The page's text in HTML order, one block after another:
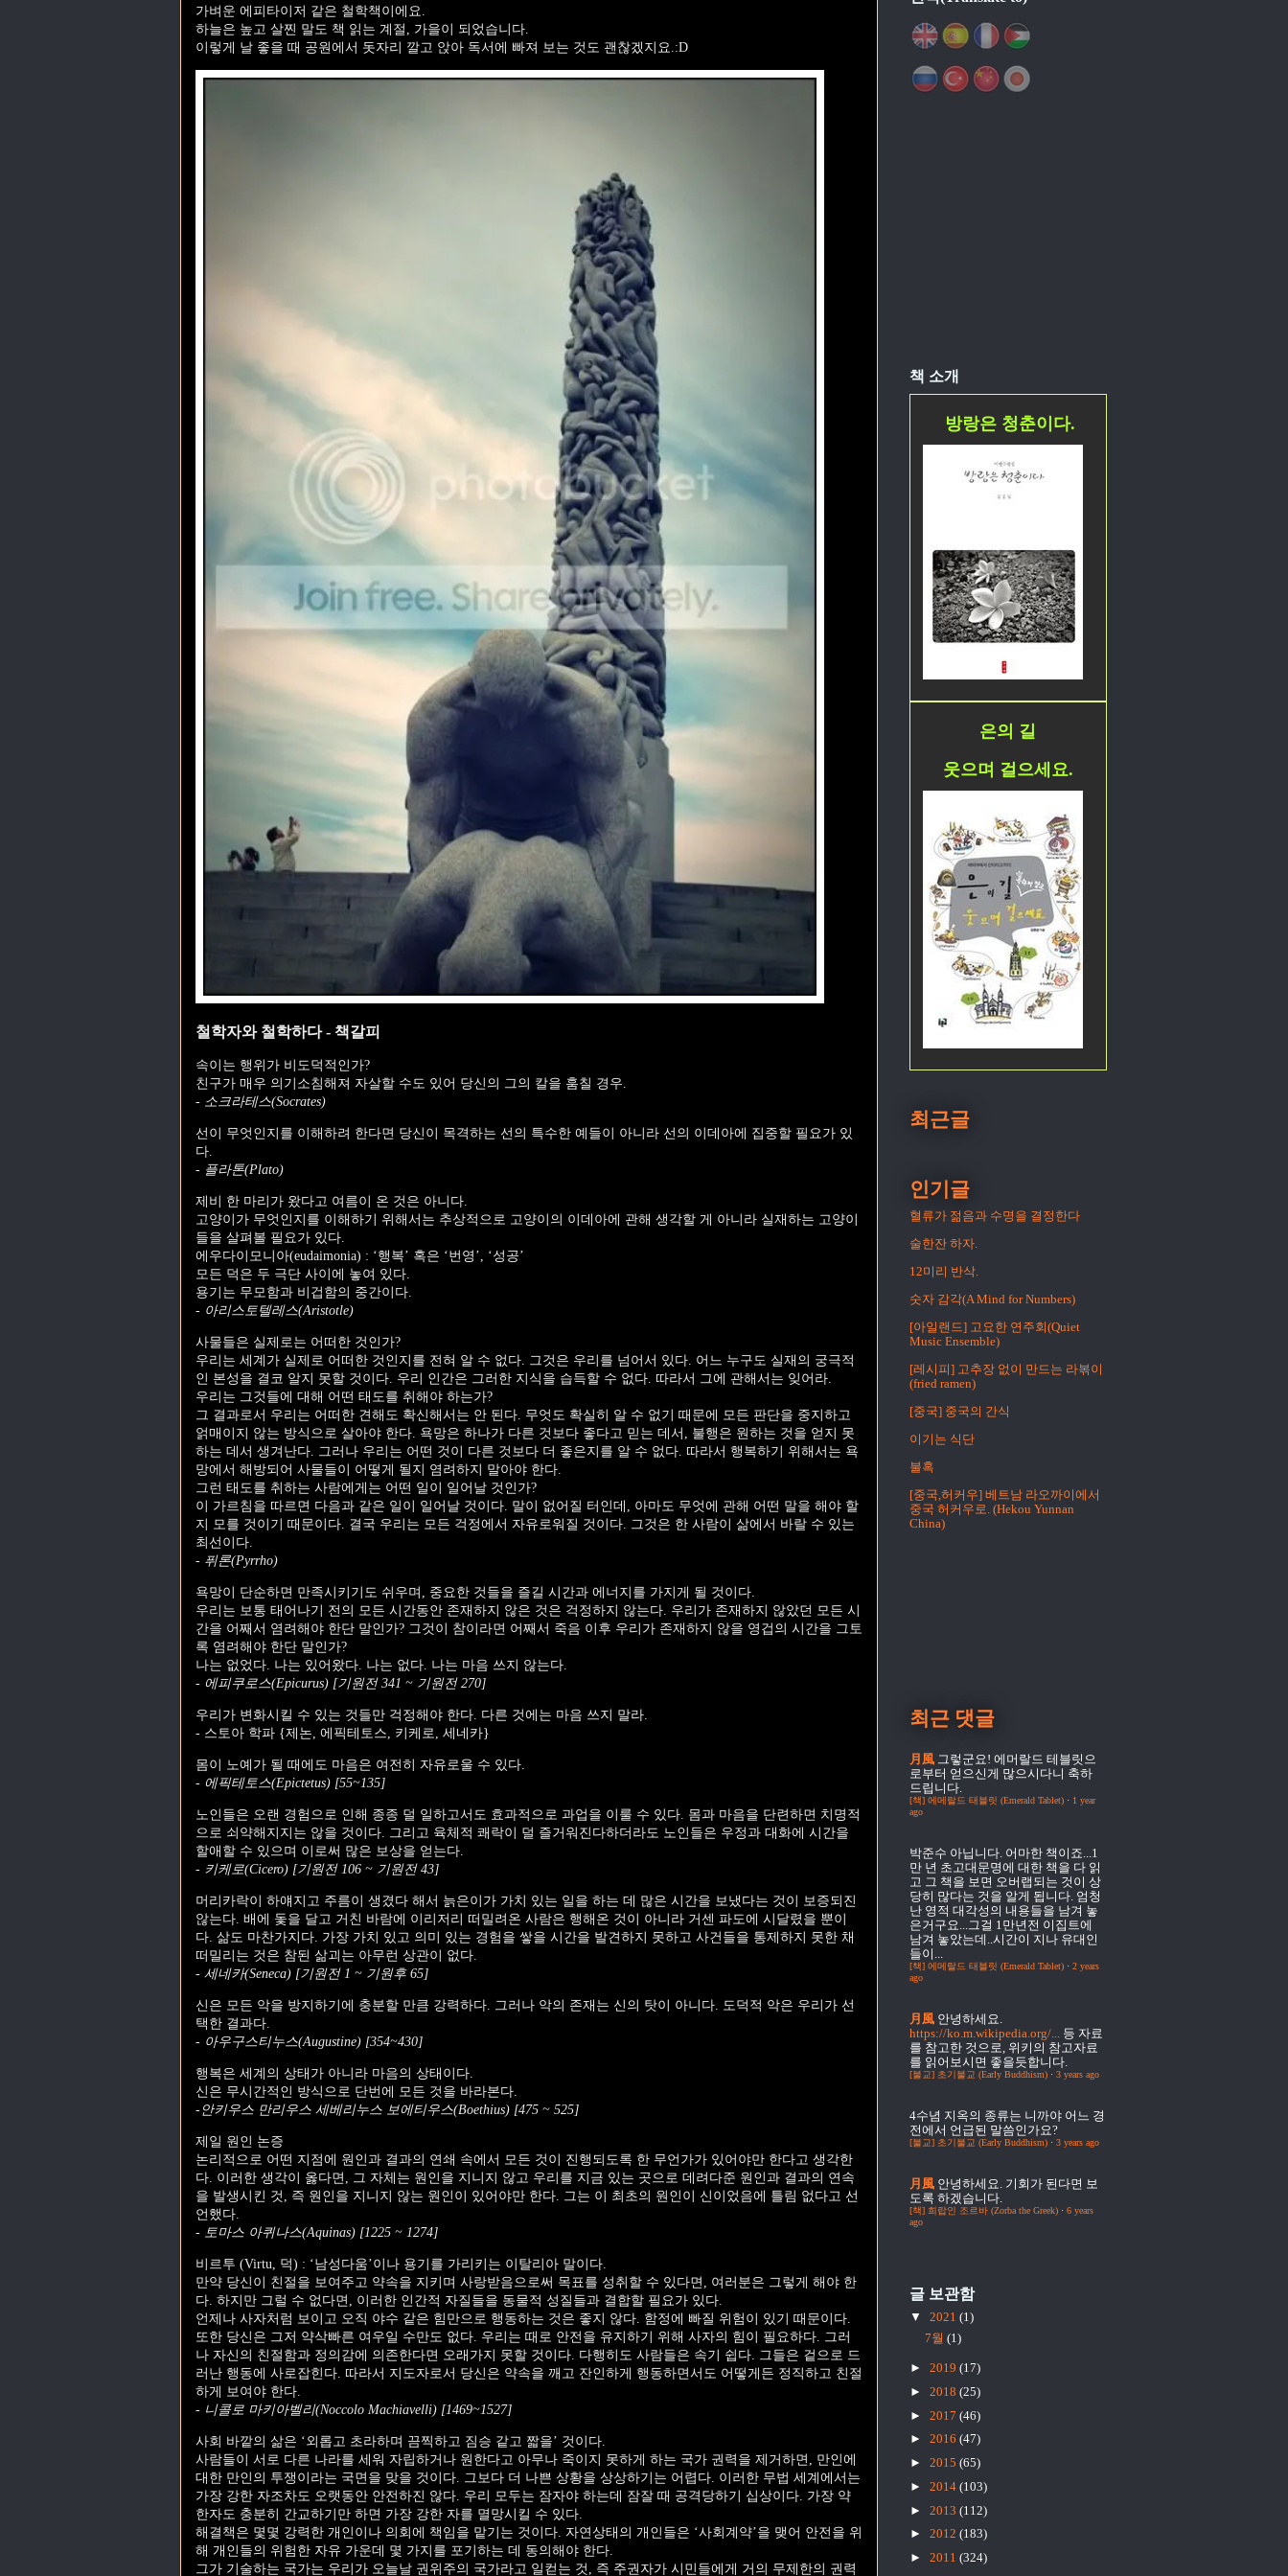
가벼운 에피타이저 같은 철학책이에요.
하늘은 높고 살찐 말도 책 읽는 계절, 가을이 되었습니다.
이렇게 날 좋을 때 공원에서 돗자리 깔고 앉아 독서에 빠져 보는 것도 괜찮겠지요.:D
철학자와 철학하다 - 책갈피
속이는 행위가 비도덕적인가?
친구가 매우 의기소침해져 자살할 수도 있어 당신의 그의 칼을 훔칠 경우.
- 소크라테스(Socrates)
선이 무엇인지를 이해하려 한다면 당신이 목격하는 선의 특수한 예들이 아니라 선의 이데아에 집중할 필요가 있
다.
- 플라톤(Plato)
제비 한 마리가 왔다고 여름이 온 것은 아니다.
고양이가 무엇인지를 이해하기 위해서는 추상적으로 고양이의 이데아에 관해 생각할 게 아니라 실재하는 고양이
들을 살펴볼 필요가 있다.
에우다이모니아(eudaimonia) : ‘행복’ 혹은 ‘번영’, ‘성공’
모든 덕은 두 극단 사이에 놓여 있다.
용기는 무모함과 비겁함의 중간이다.
- 아리스토텔레스(Aristotle)
사물들은 실제로는 어떠한 것인가?
우리는 세계가 실제로 어떠한 것인지를 전혀 알 수 없다. 그것은 우리를 넘어서 있다. 어느 누구도 실재의 궁극적
인 본성을 결코 알지 못할 것이다. 우리 인간은 그러한 지식을 습득할 수 없다. 따라서 그에 관해서는 잊어라.
우리는 그것들에 대해 어떤 태도를 취해야 하는가?
그 결과로서 우리는 어떠한 견해도 확신해서는 안 된다. 무엇도 확실히 알 수 없기 때문에 모든 판단을 중지하고
얽매이지 않는 방식으로 살아야 한다. 욕망은 하나가 다른 것보다 좋다고 믿는 데서, 불행은 원하는 것을 얻지 못
하는 데서 생겨난다. 그러나 우리는 어떤 것이 다른 것보다 더 좋은지를 알 수 없다. 따라서 행복하기 위해서는 욕
망에서 해방되어 사물들이 어떻게 될지 염려하지 말아야 한다.
그런 태도를 취하는 사람에게는 어떤 일이 일어날 것인가?
이 가르침을 따르면 다음과 같은 일이 일어날 것이다. 말이 없어질 터인데, 아마도 무엇에 관해 어떤 말을 해야 할
지 모를 것이기 때문이다. 결국 우리는 모든 걱정에서 자유로워질 것이다. 그것은 한 사람이 삶에서 바랄 수 있는
최선이다.
- 퓌론(Pyrrho)
욕망이 단순하면 만족시키기도 쉬우며, 중요한 것들을 즐길 시간과 에너지를 가지게 될 것이다.
우리는 보통 태어나기 전의 모든 시간동안 존재하지 않은 것은 걱정하지 않는다. 우리가 존재하지 않았던 모든 시
간을 어째서 염려해야 한단 말인가? 그것이 참이라면 어째서 죽음 이후 우리가 존재하지 않을 영겁의 시간을 그토
록 염려해야 한단 말인가?
나는 없었다. 나는 있어왔다. 나는 없다. 나는 마음 쓰지 않는다.
- 에피쿠로스(Epicurus) [기원전 341 ~ 기원전 270]
우리가 변화시킬 수 있는 것들만 걱정해야 한다. 다른 것에는 마음 쓰지 말라.
- 스토아 학파 {제논, 에픽테토스, 키케로, 세네카}
몸이 노예가 될 때에도 마음은 여전히 자유로울 수 있다.
- 에픽테토스(Epictetus) [55~135]
노인들은 오랜 경험으로 인해 종종 덜 일하고서도 효과적으로 과업을 이룰 수 있다. 몸과 마음을 단련하면 치명적
으로 쇠약해지지는 않을 것이다. 그리고 육체적 쾌락이 덜 즐거워진다하더라도 노인들은 우정과 대화에 시간을
할애할 수 있으며 이로써 많은 보상을 얻는다.
- 키케로(Cicero) [기원전 106 ~ 기원전 43]
머리카락이 하얘지고 주름이 생겼다 해서 늙은이가 가치 있는 일을 하는 데 많은 시간을 보냈다는 것이 보증되진
않는다. 배에 돛을 달고 거친 바람에 이리저리 떠밀려온 사람은 행해온 것이 아니라 거센 파도에 시달렸을 뿐이
다. 삶도 마찬가지다. 가장 가치 있고 의미 있는 경험을 쌓을 시간을 발견하지 못하고 사건들을 통제하지 못한 채
떠밀리는 것은 참된 삶괴는 아무런 상관이 없다.
- 세네카(Seneca) [기원전 1 ~ 기원후 65]
신은 모든 악을 방지하기에 충분할 만큼 강력하다. 그러나 악의 존재는 신의 탓이 아니다. 도덕적 악은 우리가 선
택한 결과다.
- 아우구스티누스(Augustine) [354~430]
행복은 세계의 상태가 아니라 마음의 상태이다.
신은 무시간적인 방식으로 단번에 모든 것을 바라본다.
-안키우스 만리우스 세베리누스 보에티우스(Boethius) [475 ~ 525]
제일 원인 논증
논리적으로 어떤 지점에 원인과 결과의 연쇄 속에서 모든 것이 진행되도록 한 무언가가 있어야만 한다고 생각한
다. 이러한 생각이 옳다면, 그 자체는 원인을 지니지 않고 우리를 지금 있는 곳으로 데려다준 원인과 결과의 연속
을 발생시킨 것, 즉 원인을 지니지 않는 원인이 있어야만 한다. 그는 이 최초의 원인이 신이었음에 틀림 없다고 선
언했다.
- 토마스 아퀴나스(Aquinas) [1225 ~ 1274]
비르투 (Virtu, 덕) : ‘남성다움’이나 용기를 가리키는 이탈리아 말이다.
만약 당신이 친절을 보여주고 약속을 지키며 사랑받음으로써 목표를 성취할 수 있다면, 여러분은 그렇게 해야 한
다. 하지만 그럴 수 없다면, 이러한 인간적 자질들을 동물적 성질들과 결합할 필요가 있다.
언제나 사자처럼 보이고 오직 야수 같은 힘만으로 행동하는 것은 좋지 않다. 함정에 빠질 위험이 있기 때문이다.
또한 당신은 그저 약삭빠른 여우일 수만도 없다. 우리는 때로 안전을 유지하기 위해 사자의 힘이 필요하다. 그러
나 자신의 친절함과 정의감에 의존한다면 오래가지 못할 것이다. 다행히도 사람들은 속기 쉽다. 그들은 겉으로 드
러난 행동에 사로잡힌다. 따라서 지도자로서 당신은 약속을 깨고 잔인하게 행동하면서도 어떻게든 정직하고 친절
하게 보여야 한다.
- 니콜로 마키아벨리(Noccolo Machiavelli) [1469~1527]
사회 바깥의 삶은 ‘외롭고 초라하며 끔찍하고 짐승 같고 짧을’ 것이다.
사람들이 서로 다른 나라를 세워 자립하거나 원한다고 아무나 죽이지 못하게 하는 국가 권력을 제거하면, 만인에
대한 만인의 투쟁이라는 국면을 맞을 것이다. 그보다 더 나쁜 상황을 상상하기는 어렵다. 이러한 무법 세계에서는
가장 강한 자조차도 오랫동안 안전하진 않다. 우리 모두는 잠자야 하는데 잠잘 때 공격당하기 십상이다. 가장 약
한자도 충분히 간교하기만 하면 가장 강한 자를 멸망시킬 수 있다.
해결책은 몇몇 강력한 개인이나 의회에 책임을 맡기는 것이다. 자연상태의 개인들은 ‘사회계약’을 맺어 안전을 위
해 개인들의 위험한 자유 가운데 몇 가지를 포기하는 데 동의해야 한다.
그가 기술하는 국가는 우리가 오늘날 권위주의 국가라고 일컫는 것, 즉 주권자가 시민들에게 거의 무제한의 권력
책 소개
방랑은 청춘이다.
은의 길
웃으며 걸으세요.
최근글
인기글
혈류가 젊음과 수명을 결정한다
술한잔 하자.
12미리 반삭.
숫자 감각(A Mind for Numbers)
[아일랜드] 고요한 연주회(Quiet
Music Ensemble)
[레시피] 고추장 없이 만드는 라볶이
(fried ramen)
[중국] 중국의 간식
이기는 식단
불혹
[중국,허커우] 베트남 라오까이에서
중국 허커우로. (Hekou Yunnan
China)
최근 댓글
月風 그렇군요! 에머랄드 테블릿으
로부터 얻으신게 많으시다니 축하
드립니다.
[책] 에메랄드 태블릿 (Emerald Tablet) · 1 year
ago
박준수 아닙니다. 어마한 책이죠...1
만 년 초고대문명에 대한 책을 다 읽
고 그 책을 보면 오버랩되는 것이 상
당히 많다는 것을 알게 됩니다. 엄청
난 영적 대각성의 내용들을 남겨 놓
은거구요...그걸 1만년전 이집트에
남겨 놓았는데..시간이 지나 유대인
들이...
[책] 에메랄드 태블릿 (Emerald Tablet) · 2 years
ago
月風 안녕하세요.
https://ko.m.wikipedia.org/... 등 자료
를 참고한 것으로, 위키의 참고자료
를 읽어보시면 좋을듯합니다.
[불교] 초기불교 (Early Buddhism) · 3 years ago
4수념 지옥의 종류는 니까야 어느 경
전에서 언급된 말씀인가요?
[불교] 초기불교 (Early Buddhism) · 3 years ago
月風 안녕하세요. 기회가 된다면 보
도록 하겠습니다.
[책] 희랍인 조르바 (Zorba the Greek) · 6 years
ago
글 보관함
▼ 2021 (1)
7월 (1)
► 2019 (17)
► 2018 (25)
► 2017 (46)
► 2016 (47)
► 2015 (65)
► 2014 (103)
► 2013 (112)
► 2012 (183)
► 2011 (324)